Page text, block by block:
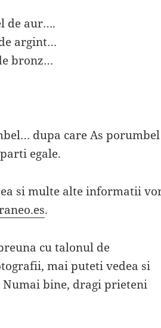
de aur….
argint…
bronz…
dupa care As
egale.
si multe alte informatii
.
cu talonul de
mai puteti vedea si
Numai bine, dragi prieteni